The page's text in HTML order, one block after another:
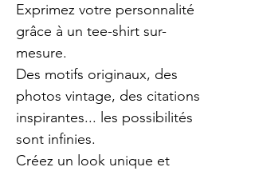
Exprimez votre personnalité
grâce à un tee-shirt sur-
mesure.
Des motifs originaux, des
photos vintage, des citations
inspirantes... les possibilités
sont infinies.
Créez un look unique et